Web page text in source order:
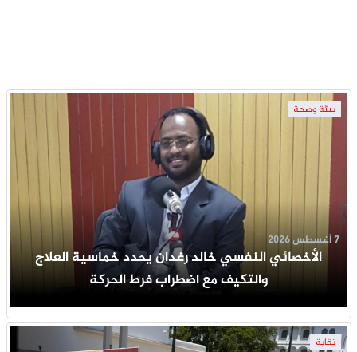
بيئة وصحة
الأخصائي النفسي خالد رغدان يحدد خماسية العلاج
والتكيف مع اضطراب فرط الحركة
7 أغسطس 2026
نقابة